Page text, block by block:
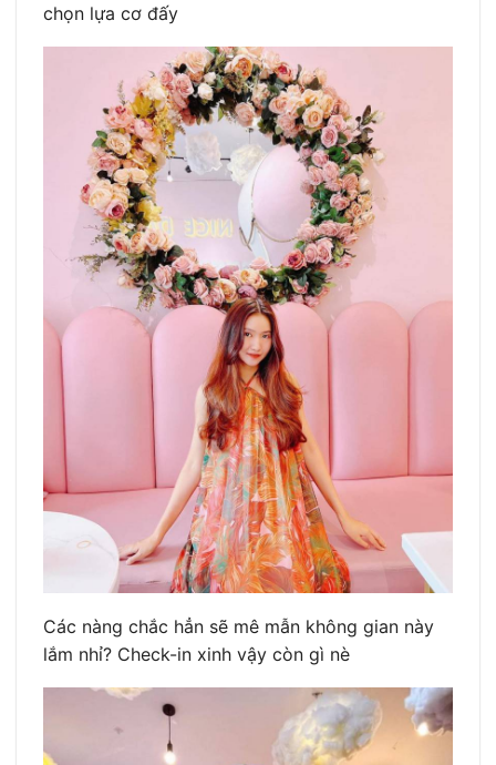
chọn lựa cơ đấy
Các nàng chắc hẳn sẽ mê mẫn không gian này
lắm nhỉ? Check-in xinh vậy còn gì nè